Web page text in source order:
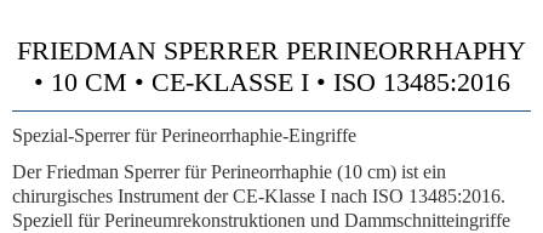
FRIEDMAN SPERRER PERINEORRHAPHY
• 10 CM • CE-KLASSE I • ISO 13485:2016
Spezial-Sperrer für Perineorrhaphie-Eingriffe
Der Friedman Sperrer für Perineorrhaphie (10 cm) ist ein
chirurgisches Instrument der CE-Klasse I nach ISO 13485:2016.
Speziell für Perineumrekonstruktionen und Dammschnitteingriffe